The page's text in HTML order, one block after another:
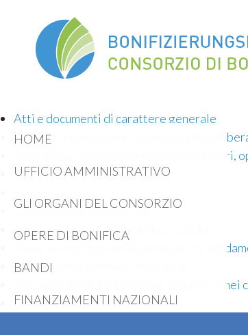
HOME
UFFICIO AMMINISTRATIVO
GLI ORGANI DEL CONSORZIO
OPERE DI BONIFICA
BANDI
FINANZIAMENTI NAZIONALI
Atti e documenti di carattere generale
Ulteriori pubblicazioni ai sensi della
Atti relativi alla programmazione di lavori,
Delibera a contrarre
Commissione giudicatrice
Avvisi relativi all’esito della procedura
Avvisi sui risultati della procedura di
Verbali delle commissioni di gara
Pari opportunità e inclusione lavorativa
Collegi consultivi tecnici